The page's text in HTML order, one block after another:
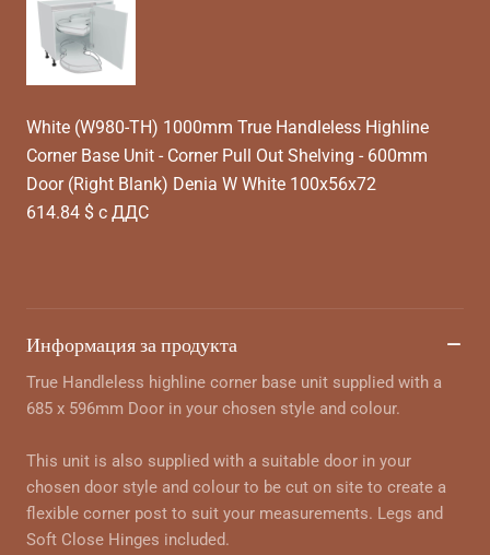
White (W980-TH) 1000mm True Handleless Highline
Corner Base Unit - Corner Pull Out Shelving - 600mm
Door (Right Blank) Denia W White 100x56x72
614.84 $ с ДДС
Информация за продукта
True Handleless highline corner base unit supplied with a
685 x 596mm Door in your chosen style and colour.
This unit is also supplied with a suitable door in your
chosen door style and colour to be cut on site to create a
flexible corner post to suit your measurements. Legs and
Soft Close Hinges included.